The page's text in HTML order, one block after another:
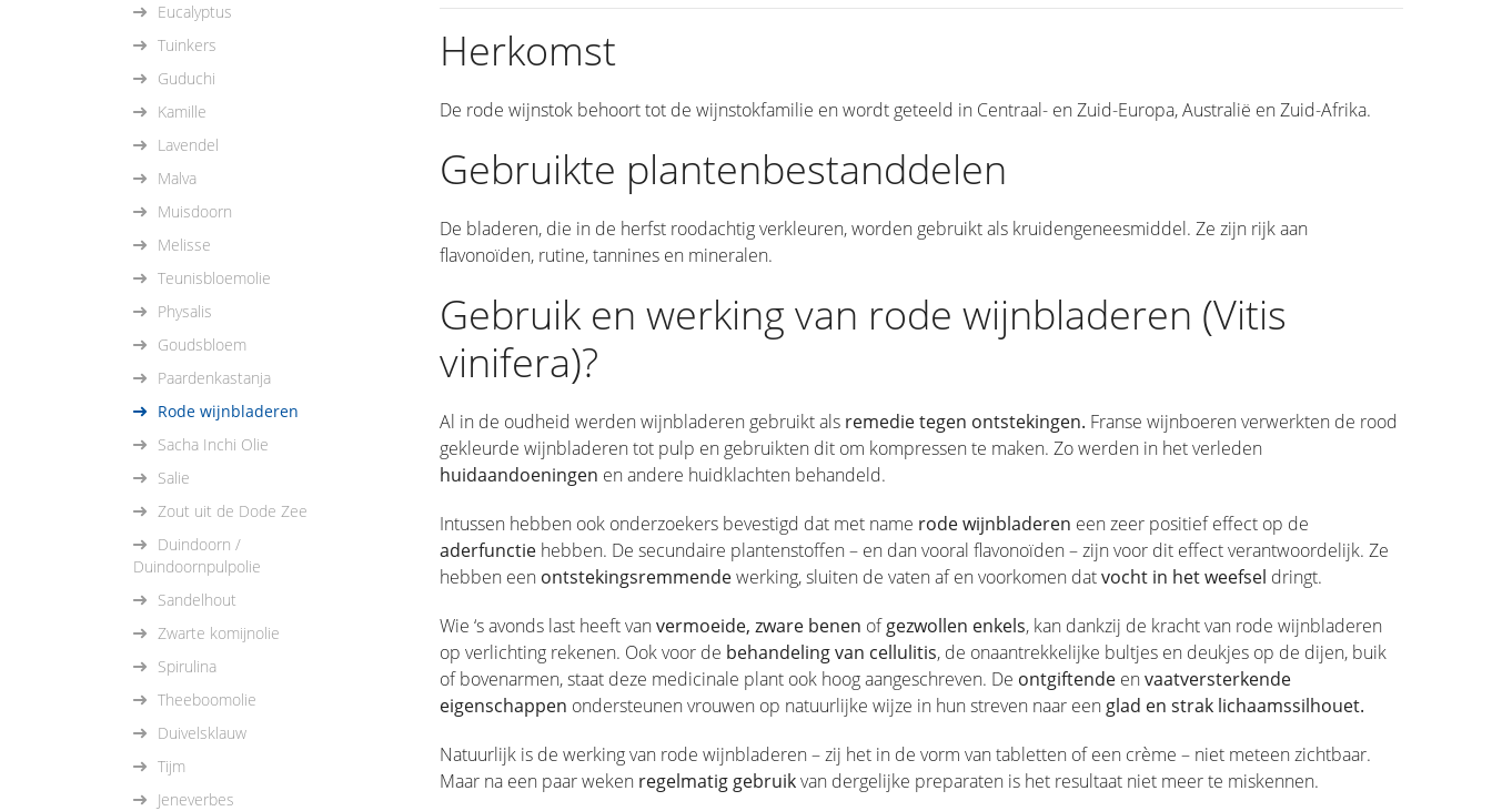
Eucalyptus
Tuinkers
Guduchi
Kamille
Lavendel
Malva
Muisdoorn
Melisse
Teunisbloemolie
Physalis
Goudsbloem
Paardenkastanja
Rode wijnbladeren
Sacha Inchi Olie
Salie
Zout uit de Dode Zee
Duindoorn /
Duindoornpulpolie
Sandelhout
Zwarte komijnolie
Spirulina
Theeboomolie
Duivelsklauw
Tijm
Jeneverbes
Herkomst
De rode wijnstok behoort tot de wijnstokfamilie en wordt geteeld in Centraal- en Zuid-Europa, Australië en Zuid-Afrika.
Gebruikte plantenbestanddelen
De bladeren, die in de herfst roodachtig verkleuren, worden gebruikt als kruidengeneesmiddel. Ze zijn rijk aan
flavonoïden, rutine, tannines en mineralen.
Gebruik en werking van rode wijnbladeren (Vitis
vinifera)?
Al in de oudheid werden wijnbladeren gebruikt als remedie tegen ontstekingen. Franse wijnboeren verwerkten de rood
gekleurde wijnbladeren tot pulp en gebruikten dit om kompressen te maken. Zo werden in het verleden
huidaandoeningen en andere huidklachten behandeld.
Intussen hebben ook onderzoekers bevestigd dat met name rode wijnbladeren een zeer positief effect op de
aderfunctie hebben. De secundaire plantenstoffen – en dan vooral flavonoïden – zijn voor dit effect verantwoordelijk. Ze
hebben een ontstekingsremmendewerking, sluiten de vaten af en voorkomen datvocht in het weefsel dringt.
Wie ‘s avonds last heeft vanvermoeide, zware benen ofgezwollen enkels, kan dankzij de kracht van rode wijnbladeren
op verlichting rekenen. Ook voor de behandeling van cellulitis, de onaantrekkelijke bultjes en deukjes op de dijen, buik
of bovenarmen, staat deze medicinale plant ook hoog aangeschreven. De ontgiftende envaatversterkende
eigenschappen ondersteunen vrouwen op natuurlijke wijze in hun streven naar een glad en strak lichaamssilhouet.
Natuurlijk is de werking van rode wijnbladeren – zij het in de vorm van tabletten of een crème – niet meteen zichtbaar.
Maar na een paar weken regelmatig gebruikvan dergelijke preparaten is het resultaat niet meer te miskennen.